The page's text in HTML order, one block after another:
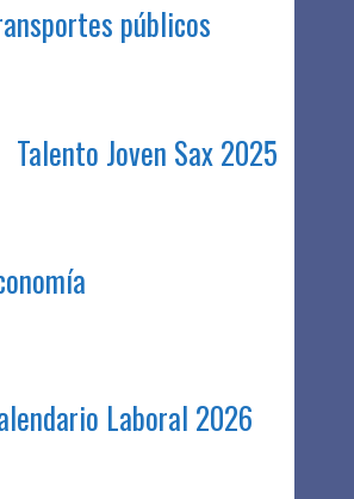
públicos
Talento Joven Sax 2025
Laboral 2026